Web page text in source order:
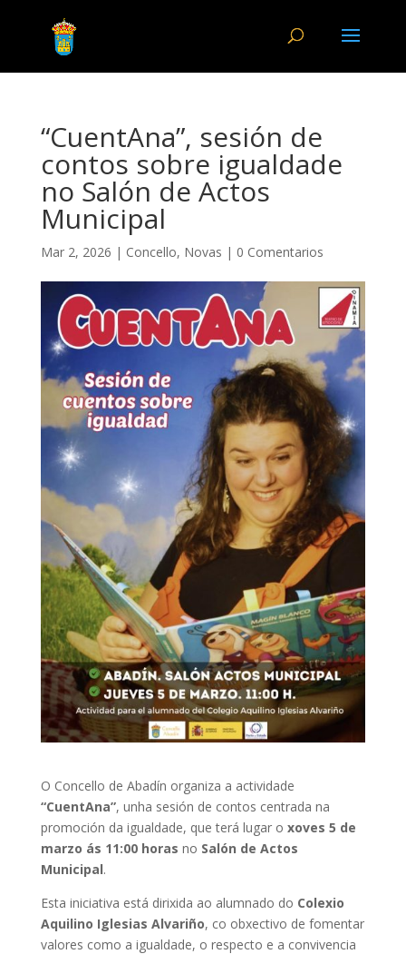
“CuentAna”, sesión de
contos sobre igualdade
no Salón de Actos
Municipal
Mar 2, 2026 | Concello, Novas | 0 Comentarios
O Concello de Abadín organiza a actividade
“CuentAna”, unha sesión de contos centrada na
promoción da igualdade, que terá lugar o xoves 5 de
marzo ás 11:00 horas no Salón de Actos
Municipal.
Esta iniciativa está dirixida ao alumnado do Colexio
Aquilino Iglesias Alvariño, co obxectivo de fomentar
valores como a igualdade, o respecto e a convivencia